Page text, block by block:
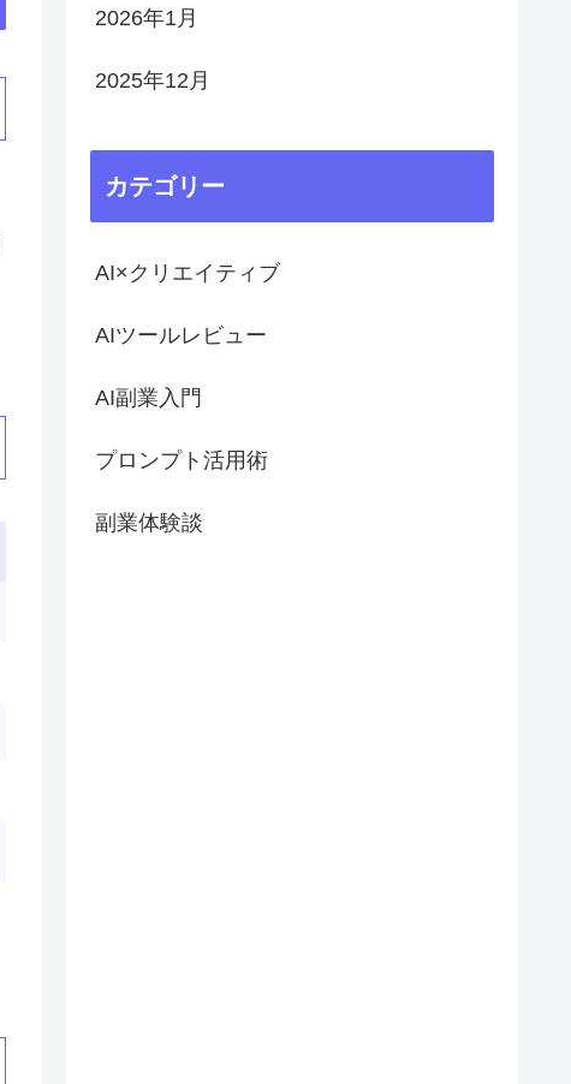
2026年1月
2025年12月
カテゴリー
AI×クリエイティブ
AIツールレビュー
AI副業入門
プロンプト活用術
副業体験談